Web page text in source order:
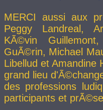
MERCI aussi aux
Peggy Landreal,
KÃ©vin
GuÃ©rin, Michael
Libellud et Amandine
grand lieu
des professions
participants et